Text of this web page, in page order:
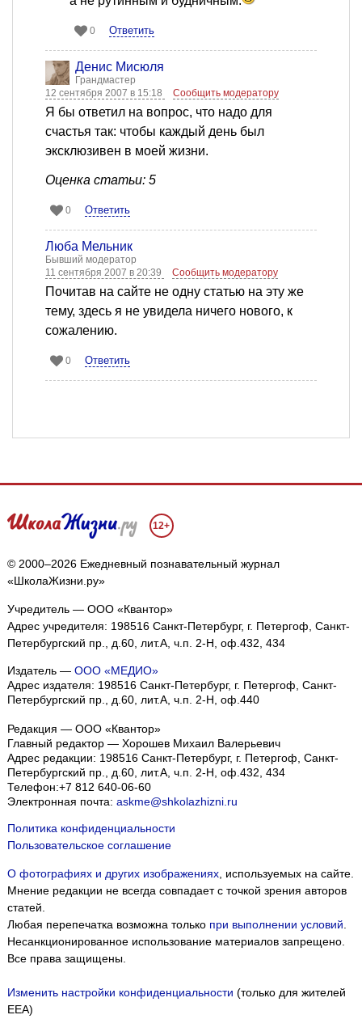
0 Ответить
Денис Мисюля
Грандмастер
12 сентября 2007 в 15:18
Сообщить модератору
Я бы ответил на вопрос, что надо для
счастья так: чтобы каждый день был
эксклюзивен в моей жизни.
Оценка статьи: 5
0 Ответить
Люба Мельник
Бывший модератор
11 сентября 2007 в 20:39
Сообщить модератору
Почитав на сайте не одну статью на эту же
тему, здесь я не увидела ничего нового, к
сожалению.
0 Ответить
12+
© 2000–2026 Ежедневный познавательный журнал
«ШколаЖизни.ру»
Учредитель — ООО «Квантор»
Адрес учредителя: 198516 Санкт-Петербург, г. Петергоф, Санкт-
Петербургский пр., д.60, лит.А, ч.п. 2-Н, оф.432, 434
Издатель — ООО «МЕДИО»
Адрес издателя: 198516 Санкт-Петербург, г. Петергоф, Санкт-
Петербургский пр., д.60, лит.А, ч.п. 2-Н, оф.440
Редакция — ООО «Квантор»
Главный редактор — Хорошев Михаил Валерьевич
Адрес редакции: 198516 Санкт-Петербург, г. Петергоф, Санкт-
Петербургский пр., д.60, лит.А, ч.п. 2-Н, оф.432, 434
Телефон:+7 812 640-06-60
Электронная почта: askme@shkolazhizni.ru
Политика конфиденциальности
Пользовательское соглашение
О фотографиях и других изображениях, используемых на сайте.
Мнение редакции не всегда совпадает с точкой зрения авторов
статей.
Любая перепечатка возможна только при выполнении условий.
Несанкционированное использование материалов запрещено.
Все права защищены.
Изменить настройки конфиденциальности (только для жителей
EEA)